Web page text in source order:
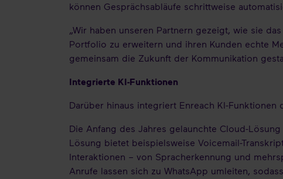
können Gesprächsabläufe schrittweise
„Wir haben unseren Partnern gezeigt, wie sie
Portfolio zu erweitern und ihren Kunden echte
gemeinsam die Zukunft der Kommunikation
Integrierte KI-Funktionen
Darüber hinaus integriert Enreach KI-
Die Anfang des Jahres gelaunchte Cloud-
Lösung bietet beispielsweise Voicemail-
Interaktionen – von Spracherkennung und
Anrufe lassen sich zu WhatsApp umleiten,